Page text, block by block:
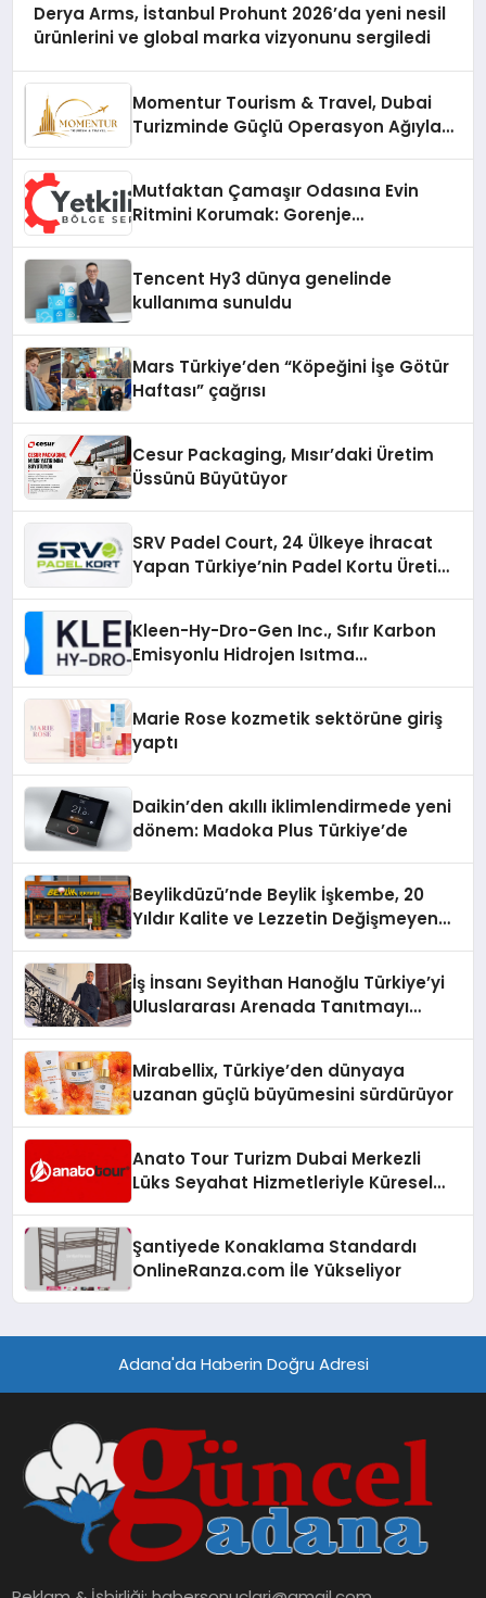
Derya Arms, İstanbul Prohunt 2026’da yeni nesil
ürünlerini ve global marka vizyonunu sergiledi
Momentur Tourism & Travel, Dubai
Turizminde Güçlü Operasyon Ağıyla
Mutfaktan Çamaşır Odasına Evin
Ritmini Korumak: Gorenje
Tencent Hy3 dünya genelinde
kullanıma sunuldu
Mars Türkiye’den “Köpeğini İşe Götür
Haftası” çağrısı
Cesur Packaging, Mısır’daki Üretim
Üssünü Büyütüyor
SRV Padel Court, 24 Ülkeye İhracat
Yapan Türkiye’nin Padel Kortu Üretim
Kleen-Hy-Dro-Gen Inc., Sıfır Karbon
Emisyonlu Hidrojen Isıtma
Marie Rose kozmetik sektörüne giriş
yaptı
Daikin’den akıllı iklimlendirmede yeni
dönem: Madoka Plus Türkiye’de
Beylikdüzü’nde Beylik İşkembe, 20
Yıldır Kalite ve Lezzetin Değişmeyen
İş İnsanı Seyithan Hanoğlu Türkiye’yi
Uluslararası Arenada Tanıtmayı
Mirabellix, Türkiye’den dünyaya
uzanan güçlü büyümesini sürdürüyor
Anato Tour Turizm Dubai Merkezli
Lüks Seyahat Hizmetleriyle Küresel
Şantiyede Konaklama Standardı
OnlineRanza.com İle Yükseliyor
Adana'da Haberin Doğru Adresi